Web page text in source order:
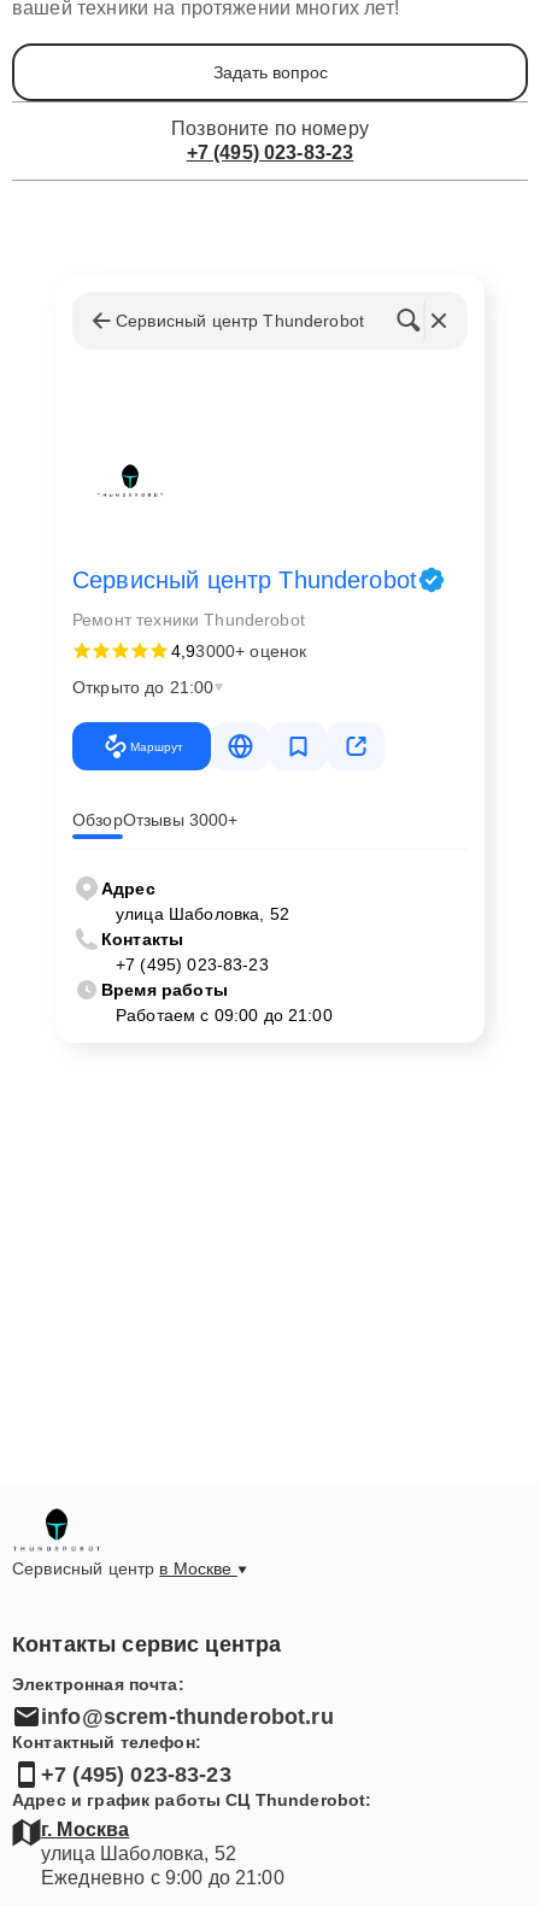
вашей техники на протяжении многих лет!
Задать вопрос
Позвоните по номеру
+7 (495) 023-83-23
Сервисный центр Thunderobot
Сервисный центр Thunderobot
Ремонт техники Thunderobot
4,93000+ оценок
Открыто до 21:00
Маршрут
ОбзорОтзывы 3000+
Адрес
улица Шаболовка, 52
Контакты
+7 (495) 023-83-23
Время работы
Работаем с 09:00 до 21:00
Сервисный центр в Москве
Контакты сервис центра
Электронная почта:
info@screm-thunderobot.ru
Контактный телефон:
+7 (495) 023-83-23
Адрес и график работы СЦ Thunderobot:
г. Москва
улица Шаболовка, 52
Ежедневно с 9:00 до 21:00